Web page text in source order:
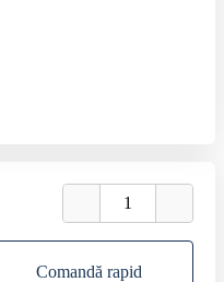
Comandă rapid